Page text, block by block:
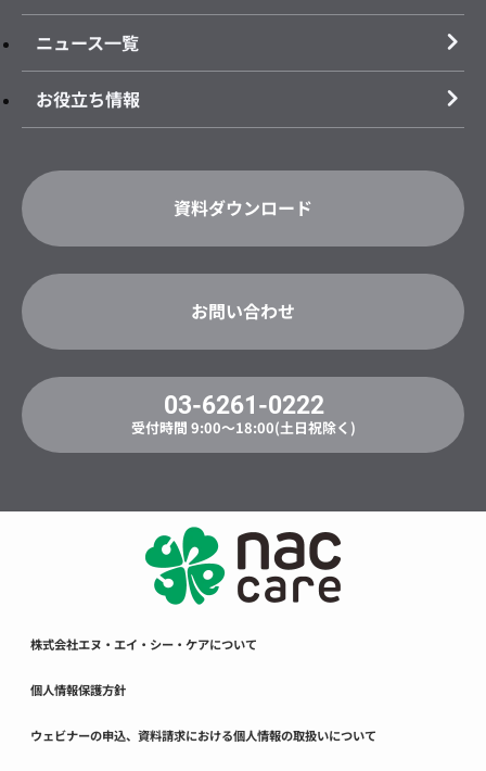
ニュース一覧
お役立ち情報
資料ダウンロード
お問い合わせ
03-6261-0222
受付時間 9:00〜18:00(土日祝除く)
株式会社エヌ・エイ・シー・ケアについて
個人情報保護方針
ウェビナーの申込、資料請求における個人情報の取扱いについて